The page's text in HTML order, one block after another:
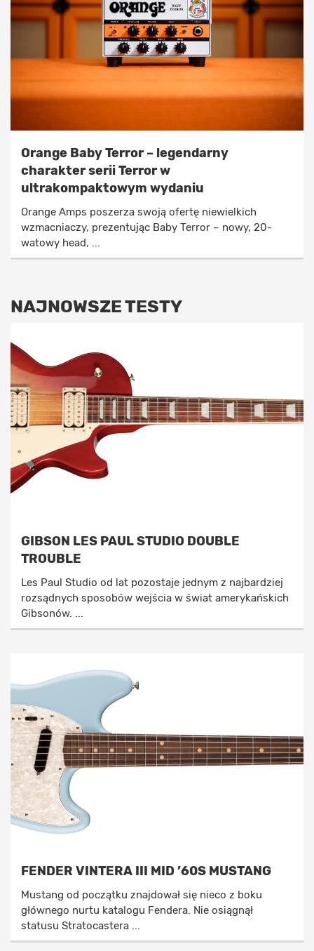
Orange Baby Terror – legendarny
charakter serii Terror w
ultrakompaktowym wydaniu
Orange Amps poszerza swoją ofertę niewielkich
wzmacniaczy, prezentując Baby Terror – nowy, 20-
watowy head, ...
NAJNOWSZE TESTY
GIBSON LES PAUL STUDIO DOUBLE
TROUBLE
Les Paul Studio od lat pozostaje jednym z najbardziej
rozsądnych sposobów wejścia w świat amerykańskich
Gibsonów. ...
FENDER VINTERA III MID ’60S MUSTANG
Mustang od początku znajdował się nieco z boku
głównego nurtu katalogu Fendera. Nie osiągnął
statusu Stratocastera ...